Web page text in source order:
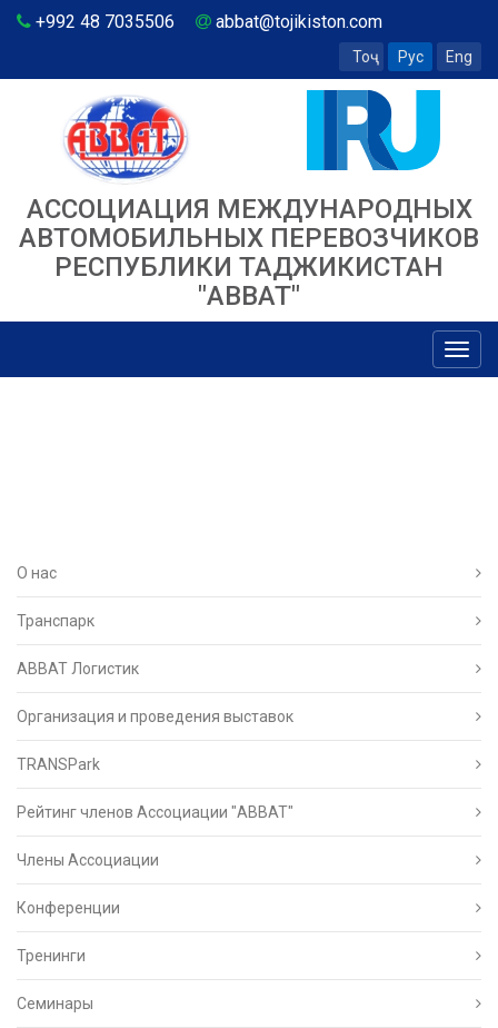
+992 48 7035506 abbat@tojikiston.com
Тоҷ Рус Eng
АССОЦИАЦИЯ МЕЖДУНАРОДНЫХ
АВТОМОБИЛЬНЫХ ПЕРЕВОЗЧИКОВ
РЕСПУБЛИКИ ТАДЖИКИСТАН
"ABBAT"
О нас
Транспарк
ABBAT Логистик
Организация и проведения выставок
TRANSPark
Рейтинг членов Ассоциации "АВВАТ"
Члены Ассоциации
Конференции
Тренинги
Семинары